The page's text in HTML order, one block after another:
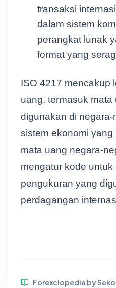
transaksi
dalam sistem
perangkat lunak
format yang
ISO 4217 mencakup
uang, termasuk mata
digunakan di
sistem ekonomi yang
mata uang negara-
mengatur kode
pengukuran yang
perdagangan
Forexclopedia by